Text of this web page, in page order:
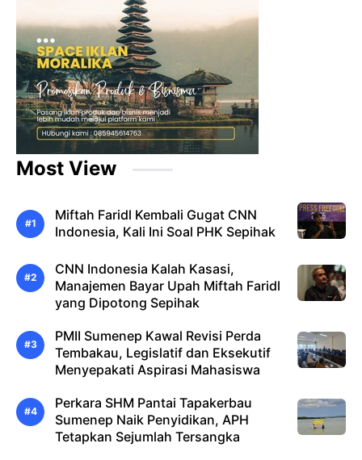
Most View
Miftah Faridl Kembali Gugat CNN
Indonesia, Kali Ini Soal PHK Sepihak
CNN Indonesia Kalah Kasasi,
Manajemen Bayar Upah Miftah Faridl
yang Dipotong Sepihak
PMII Sumenep Kawal Revisi Perda
Tembakau, Legislatif dan Eksekutif
Menyepakati Aspirasi Mahasiswa
Perkara SHM Pantai Tapakerbau
Sumenep Naik Penyidikan, APH
Tetapkan Sejumlah Tersangka